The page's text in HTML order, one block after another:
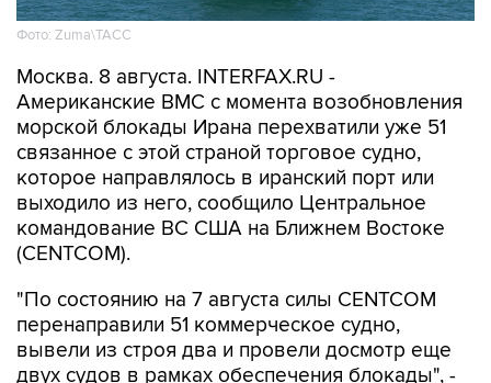
Москва. 8 августа. INTERFAX.RU -
морской блокады Ирана перехватили уже 51
связанное с этой страной торговое судно,
которое направлялось в иранский порт или
выходило из него, сообщило Центральное
командование ВС США на Ближнем Востоке
(CENTCOM).
"По состоянию на 7 августа силы CENTCOM
вывели из строя два и провели досмотр еще
двух судов в рамках обеспечения блокады", -
говорится в сообщении.